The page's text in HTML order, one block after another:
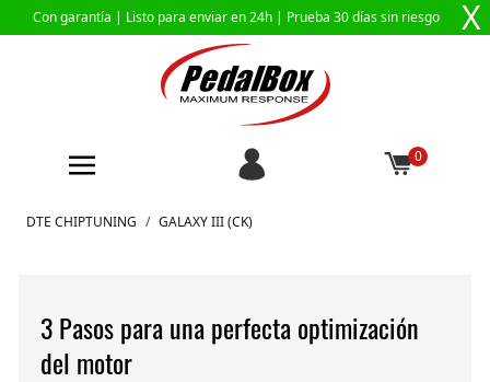
Con garantía | Listo para enviar en 24h | Prueba 30 días sin riesgo X
0
Ir al contenido
DTE CHIPTUNING / GALAXY III (CK)
3 Pasos para una perfecta optimización
del motor